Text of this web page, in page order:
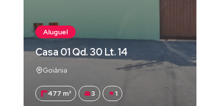
Aluguel
Casa 01 Qd. 30 Lt. 14
Goiânia
477 m² 3 1